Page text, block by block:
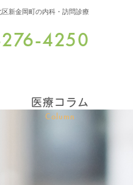
新金岡町の内科・訪問診療
4250
医療コラム
Column